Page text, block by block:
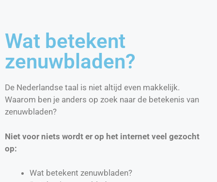
Wat betekent
zenuwbladen?
De Nederlandse taal is niet altijd even makkelijk.
Waarom ben je anders op zoek naar de betekenis van
zenuwbladen?
Niet voor niets wordt er op het internet veel gezocht
op:
Wat betekent zenuwbladen?